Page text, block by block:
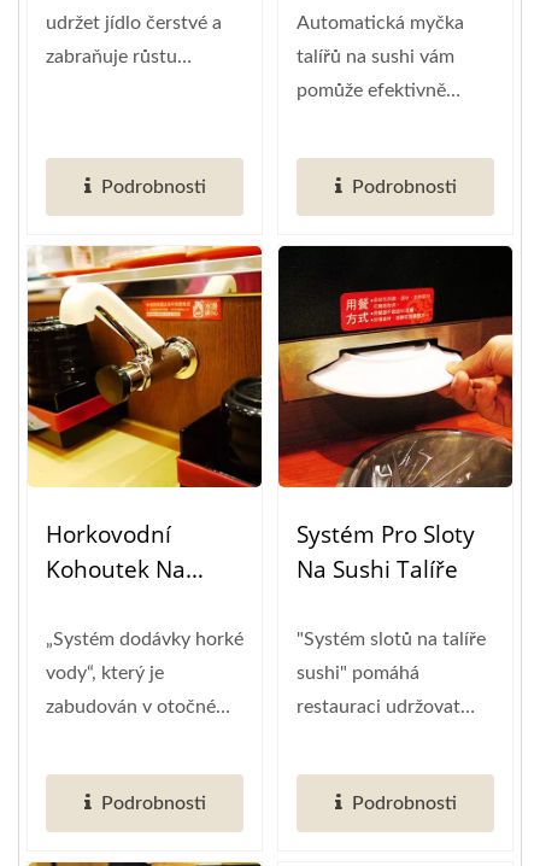
udržet jídlo čerstvé a
zabraňuje růstu
Podrobnosti
Automatická myčka
talířů na sushi vám
pomůže efektivně
množství...
Podrobnosti
Horkovodní
Kohoutek Na
„Systém dodávky horké
vody“, který je
zabudován v otočném
digitální...
Podrobnosti
Systém Pro Sloty
Na Sushi Talíře
"Systém slotů na talíře
sushi" pomáhá
restauraci udržovat
Podrobnosti